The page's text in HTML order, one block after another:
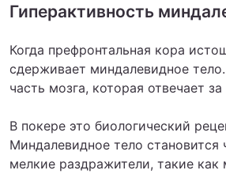
Гиперактивность
Когда префронтальная кора
сдерживает миндалевидное
часть мозга, которая отвечает
В покере это биологический
Миндалевидное тело становится
мелкие раздражители, такие